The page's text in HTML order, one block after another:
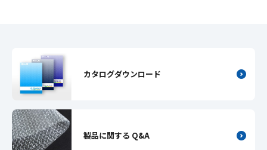
カタログダウンロード
製品に関する Q&A